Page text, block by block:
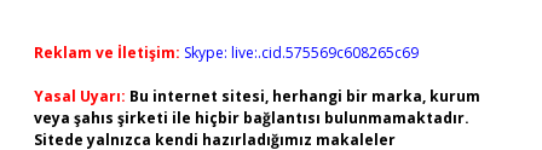
Reklam ve İletişim: Skype: live:.cid.575569c608265c69
Yasal Uyarı: Bu internet sitesi, herhangi bir marka, kurum
veya şahıs şirketi ile hiçbir bağlantısı bulunmamaktadır.
Sitede yalnızca kendi hazırladığımız makaleler